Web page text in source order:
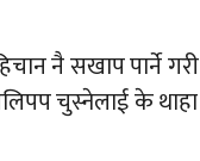
नै सखाप पार्ने गरी
चुस्नेलाई के थाहा